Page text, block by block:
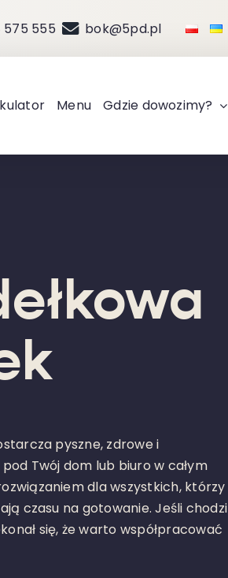
575 555 bok@5pd.pl
Menu Gdzie dowozimy?
pyszne, zdrowe i
Twój dom lub biuro w całym
dla wszystkich, którzy
czasu na gotowanie. Jeśli chodzi
się, że warto współpracować